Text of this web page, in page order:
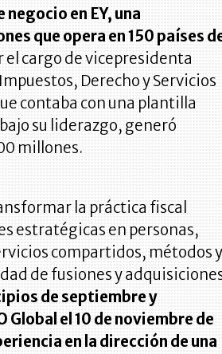
en EY, una
que opera en 150 países
el cargo de vicepresidenta
Derecho y Servicios
contaba con una plantilla
su liderazgo, generó
millones.
la práctica fiscal
estratégicas en personas,
compartidos, métodos y
de fusiones y
de septiembre y
Global el 10 de noviembre de
en la dirección de una